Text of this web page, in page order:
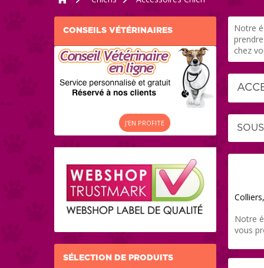
CONSEILS VÉTÉRINAIRES
J'EN PROFITE
SÉLECTION DE PRODUITS
Notre
chez
Notre
vous
qualité